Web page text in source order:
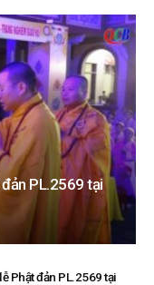
PL.2569 tại
Phật đản PL.2569 tại